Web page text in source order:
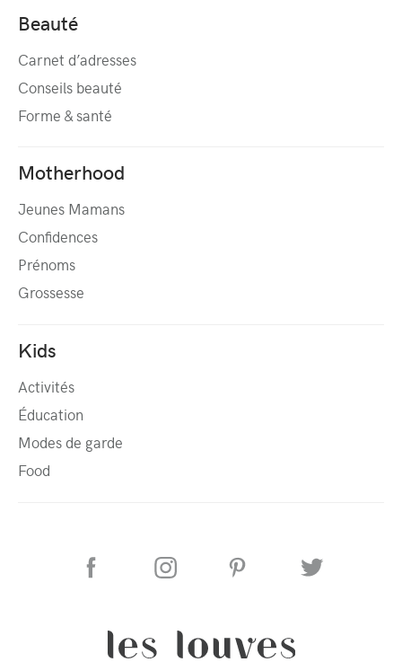
Beauté
Carnet d’adresses
Conseils beauté
Forme & santé
Motherhood
Jeunes Mamans
Confidences
Prénoms
Grossesse
Kids
Activités
Éducation
Modes de garde
Food